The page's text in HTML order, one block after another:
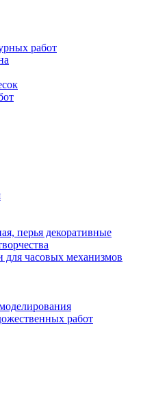
работ
перья декоративные
для часовых механизмов
работ